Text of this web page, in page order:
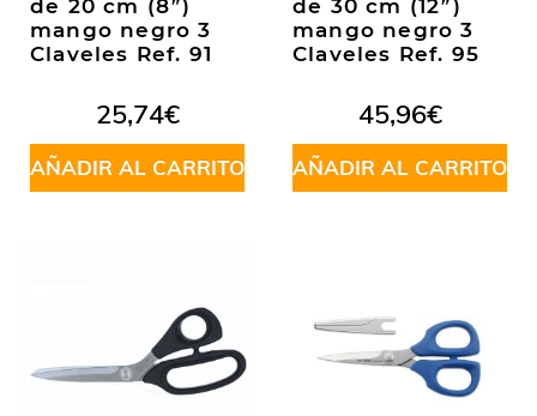
de 20 cm (8″)
mango negro 3
Claveles Ref. 91
25,74€
AÑADIR AL CARRITO
de 30 cm (12″)
mango negro 3
Claveles Ref. 95
45,96€
AÑADIR AL CARRITO